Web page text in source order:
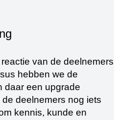
van de deelnemers
hebben we de
daar een upgrade
deelnemers nog iets
kennis, kunde en